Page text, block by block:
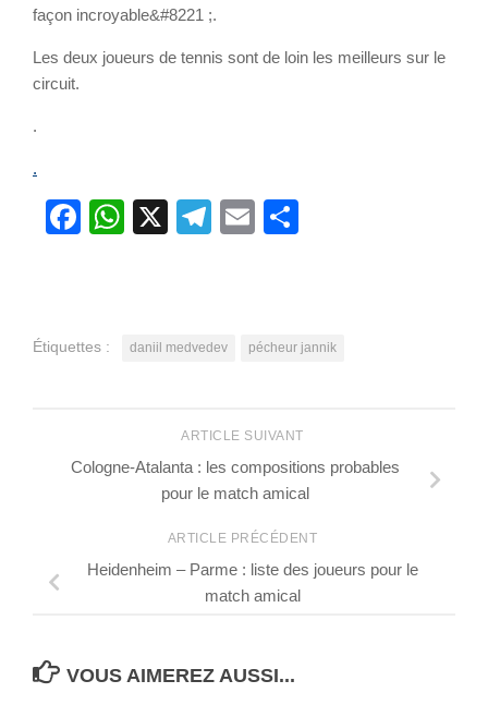
façon incroyable&#8221 ;.
Les deux joueurs de tennis sont de loin les meilleurs sur le
circuit.
.
.
Facebook
WhatsApp
X Telegram
Email
Étiquettes : daniil medvedev pécheur jannik
ARTICLE SUIVANT
Cologne-Atalanta : les compositions probables
pour le match amical
ARTICLE PRÉCÉDENT
Heidenheim – Parme : liste des joueurs pour le
match amical
VOUS AIMEREZ AUSSI...